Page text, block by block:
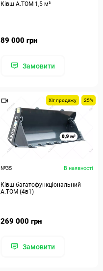
Ківш A.TOM 1,5 м³
89 000 грн
Замовити
Хіт продажу 25%
№35 В наявності
Ківш багатофункціональний
А.ТОМ (4в1)
269 000 грн
Замовити